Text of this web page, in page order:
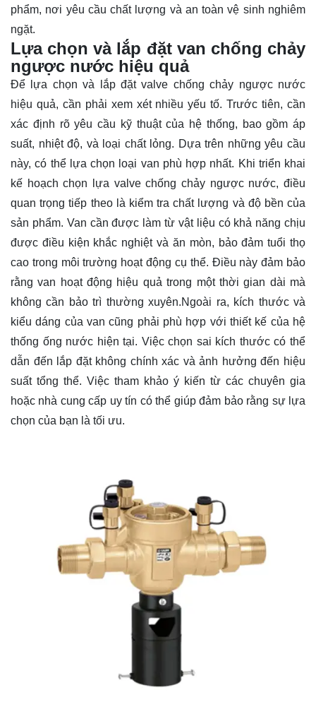
phẩm, nơi yêu cầu chất lượng và an toàn vệ sinh nghiêm
ngặt.
Lựa chọn và lắp đặt van chống chảy
ngược nước hiệu quả
Để lựa chọn và lắp đặt valve chống chảy ngược nước
hiệu quả, cần phải xem xét nhiều yếu tố. Trước tiên, cần
xác định rõ yêu cầu kỹ thuật của hệ thống, bao gồm áp
suất, nhiệt độ, và loại chất lỏng. Dựa trên những yêu cầu
này, có thể lựa chọn loại van phù hợp nhất. Khi triển khai
kế hoạch chọn lựa valve chống chảy ngược nước, điều
quan trọng tiếp theo là kiểm tra chất lượng và độ bền của
sản phẩm. Van cần được làm từ vật liệu có khả năng chịu
được điều kiện khắc nghiệt và ăn mòn, bảo đảm tuổi thọ
cao trong môi trường hoạt động cụ thể. Điều này đảm bảo
rằng van hoạt động hiệu quả trong một thời gian dài mà
không cần bảo trì thường xuyên.Ngoài ra, kích thước và
kiểu dáng của van cũng phải phù hợp với thiết kế của hệ
thống ống nước hiện tại. Việc chọn sai kích thước có thể
dẫn đến lắp đặt không chính xác và ảnh hưởng đến hiệu
suất tổng thể. Việc tham khảo ý kiến từ các chuyên gia
hoặc nhà cung cấp uy tín có thể giúp đảm bảo rằng sự lựa
chọn của bạn là tối ưu.